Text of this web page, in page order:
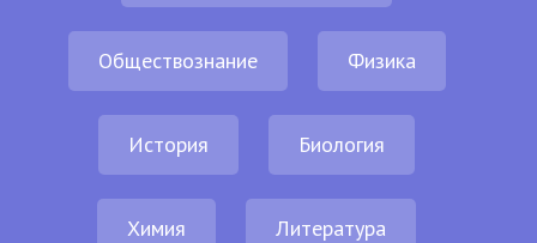
Обществознание Физика
История Биология
Химия Литература